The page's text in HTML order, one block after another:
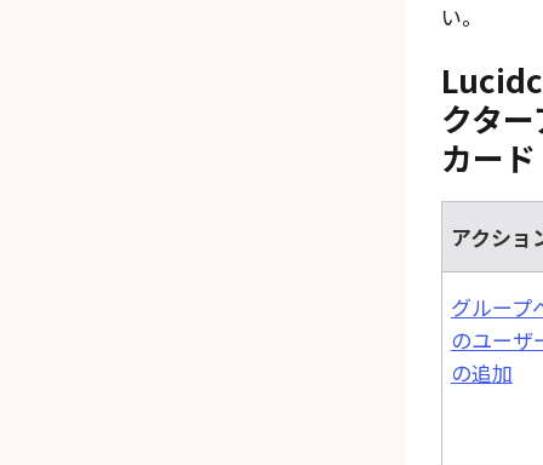
い。
クタ
カード
アクショ
グループ
のユーザ
の追加